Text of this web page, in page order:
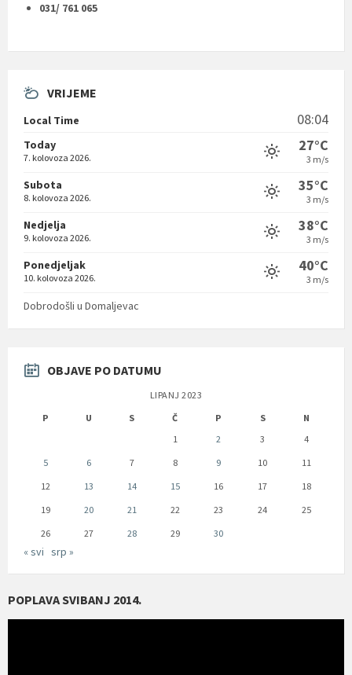
031/ 761 065
VRIJEME
Local Time 08:04
Today
7. kolovoza 2026.
27°C
3 m/s
Subota
8. kolovoza 2026.
35°C
3 m/s
Nedjelja
9. kolovoza 2026.
38°C
3 m/s
Ponedjeljak
10. kolovoza 2026.
40°C
3 m/s
Dobrodošli u Domaljevac
OBJAVE PO DATUMU
LIPANJ 2023
P
U S Č P S
N
1
2 3
4
5
6 7 8 9 10
11
12
13 14 15 16 17
18
19
20 21 22 23 24
25
26
27 28 29 30
« svi srp »
POPLAVA SVIBANJ 2014.